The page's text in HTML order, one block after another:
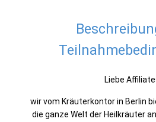
Liebe
wir vom Kräuterkontor in Berlin
die ganze Welt der Heilkräuter